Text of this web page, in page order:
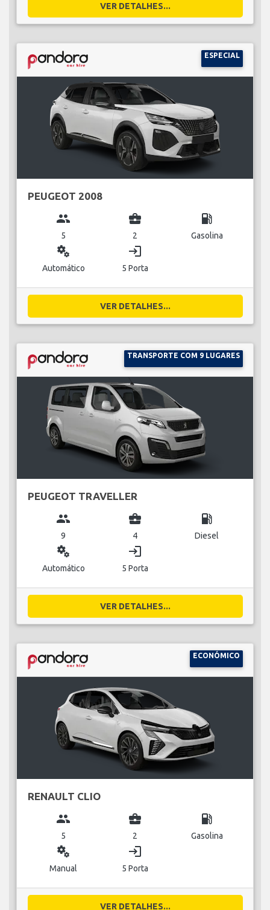
VER DETALHES...
ESPECIAL
PEUGEOT 2008
group
5
business_center
2
local_gas_station
Gasolina
miscellaneous_services
Automático
login
5 Porta
VER DETALHES...
TRANSPORTE COM 9 LUGARES
PEUGEOT TRAVELLER
group
9
business_center
4
local_gas_station
Diesel
miscellaneous_services
Automático
login
5 Porta
VER DETALHES...
ECONÓMICO
RENAULT CLIO
group
5
business_center
2
local_gas_station
Gasolina
miscellaneous_services
Manual
login
5 Porta
VER DETALHES...